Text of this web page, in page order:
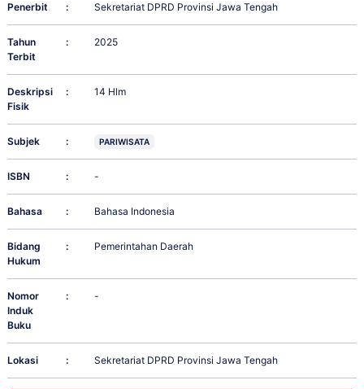
Penerbit : Sekretariat DPRD Provinsi Jawa Tengah
Tahun
Terbit
: 2025
Deskripsi
Fisik
: 14 Hlm
Subjek : PARIWISATA
ISBN : -
Bahasa : Bahasa Indonesia
Bidang
Hukum
: Pemerintahan Daerah
Nomor
Induk
Buku
: -
Lokasi : Sekretariat DPRD Provinsi Jawa Tengah